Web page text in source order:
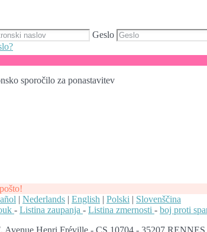
Geslo
sporočilo za ponastavitev
| Nederlands | English | Polski | Slovenščina
- Listina zaupanja - Listina zmernosti - boj proti
Avenue Henri Fréville - CS 10704 - 35207